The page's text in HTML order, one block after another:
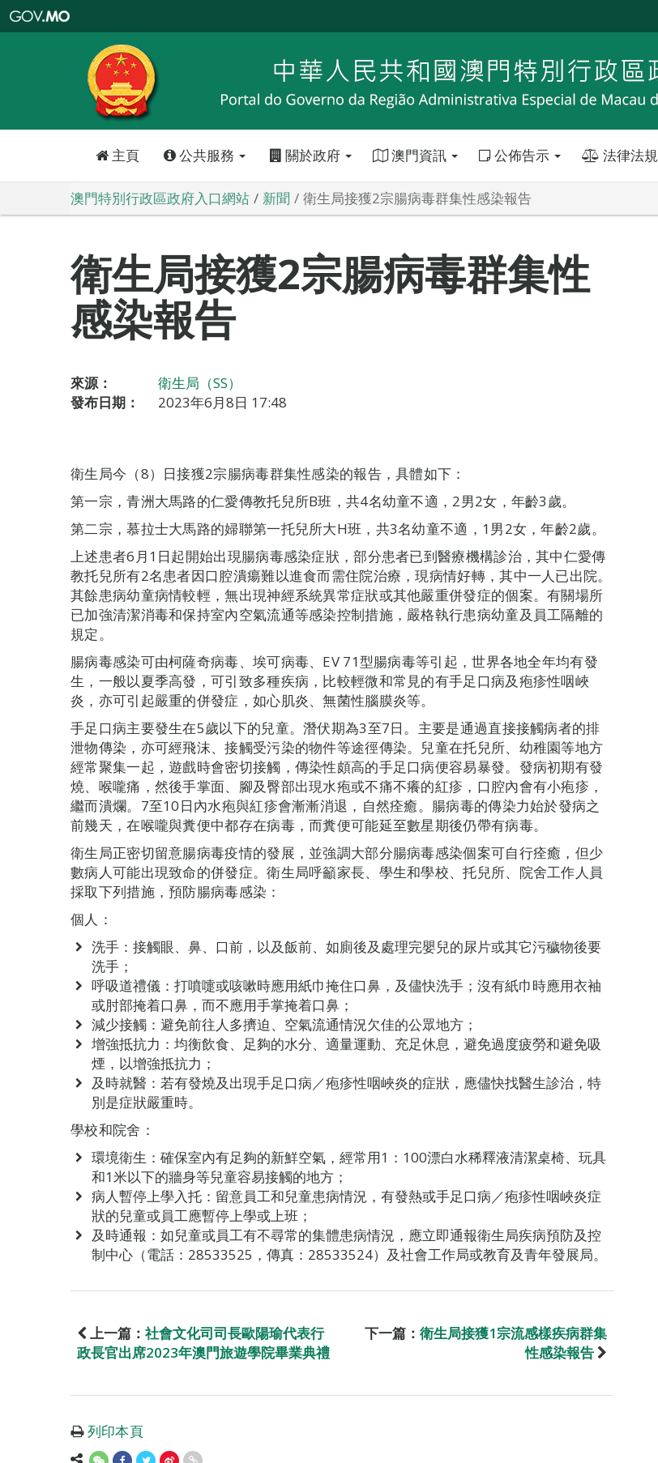
特
政
區
政
口
主頁 公共服務 關於政府 澳門資訊 公佈告示 法律法規
澳門特別行政區政府入口網站 新聞 衛生局接獲2宗腸病毒群集性感染報告
衛生局接獲2宗腸病毒群集性
感染報告
來源：
衛生局（SS）
發布日期：
2023年6月8日 17:48
衛生局今（8）日接獲2宗腸病毒群集性感染的報告，具體如下：
第一宗，青洲大馬路的仁愛傳教托兒所B班，共4名幼童不適，2男2女，年齡3歲。
第二宗，慕拉士大馬路的婦聯第一托兒所大H班，共3名幼童不適，1男2女，年齡2歲。
上述患者6月1日起開始出現腸病毒感染症狀，部分患者已到醫療機構診治，其中仁愛傳
教托兒所有2名患者因口腔潰瘍難以進食而需住院治療，現病情好轉，其中一人已出院。
其餘患病幼童病情較輕，無出現神經系統異常症狀或其他嚴重併發症的個案。有關場所
已加強清潔消毒和保持室內空氣流通等感染控制措施，嚴格執行患病幼童及員工隔離的
規定。
腸病毒感染可由柯薩奇病毒、埃可病毒、EV 71型腸病毒等引起，世界各地全年均有發
生，一般以夏季高發，可引致多種疾病，比較輕微和常見的有手足口病及疱疹性咽峽
炎，亦可引起嚴重的併發症，如心肌炎、無菌性腦膜炎等。
手足口病主要發生在5歲以下的兒童。潛伏期為3至7日。主要是通過直接接觸病者的排
泄物傳染，亦可經飛沫、接觸受污染的物件等途徑傳染。兒童在托兒所、幼稚園等地方
經常聚集一起，遊戲時會密切接觸，傳染性頗高的手足口病便容易暴發。發病初期有發
燒、喉嚨痛，然後手掌面、腳及臀部出現水疱或不痛不癢的紅疹，口腔內會有小疱疹，
繼而潰爛。7至10日內水疱與紅疹會漸漸消退，自然痊癒。腸病毒的傳染力始於發病之
前幾天，在喉嚨與糞便中都存在病毒，而糞便可能延至數星期後仍帶有病毒。
衛生局正密切留意腸病毒疫情的發展，並強調大部分腸病毒感染個案可自行痊癒，但少
數病人可能出現致命的併發症。衛生局呼籲家長、學生和學校、托兒所、院舍工作人員
採取下列措施，預防腸病毒感染：
個人：
洗手：接觸眼、鼻、口前，以及飯前、如廁後及處理完嬰兒的尿片或其它污穢物後要
洗手；
呼吸道禮儀：打噴嚏或咳嗽時應用紙巾掩住口鼻，及儘快洗手；沒有紙巾時應用衣袖
或肘部掩着口鼻，而不應用手掌掩着口鼻；
減少接觸：避免前往人多擠迫、空氣流通情況欠佳的公眾地方；
增強抵抗力：均衡飲食、足夠的水分、適量運動、充足休息，避免過度疲勞和避免吸
煙，以增強抵抗力；
及時就醫：若有發燒及出現手足口病／疱疹性咽峽炎的症狀，應儘快找醫生診治，特
別是症狀嚴重時。
學校和院舍：
環境衛生：確保室內有足夠的新鮮空氣，經常用1：100漂白水稀釋液清潔桌椅、玩具
和1米以下的牆身等兒童容易接觸的地方；
病人暫停上學入托：留意員工和兒童患病情況，有發熱或手足口病／疱疹性咽峽炎症
狀的兒童或員工應暫停上學或上班；
及時通報：如兒童或員工有不尋常的集體患病情況，應立即通報衛生局疾病預防及控
制中心（電話：28533525，傳真：28533524）及社會工作局或教育及青年發展局。
上一篇： 社會文化司司長歐陽瑜代表行
政長官出席2023年澳門旅遊學院畢業典禮
下一篇： 衛生局接獲1宗流感樣疾病群集
性感染報告
列印本頁